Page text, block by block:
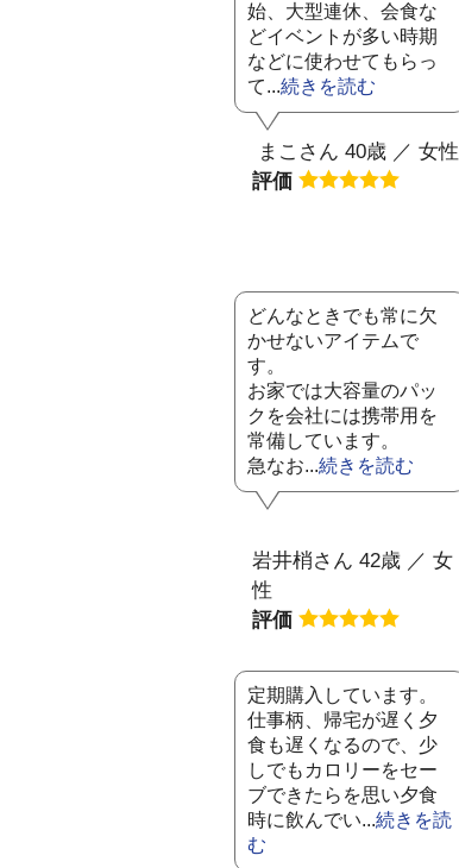
始、大型連休、会食な
どイベントが多い時期
などに使わせてもらっ
て...続きを読む
まこさん 40歳 ／ 女性
評価
どんなときでも常に欠
かせないアイテムで
す。
お家では大容量のパッ
クを会社には携帯用を
常備しています。
急なお...続きを読む
岩井梢さん 42歳 ／ 女
性
評価
定期購入しています。
仕事柄、帰宅が遅く夕
食も遅くなるので、少
しでもカロリーをセー
ブできたらを思い夕食
時に飲んでい...続きを読
む